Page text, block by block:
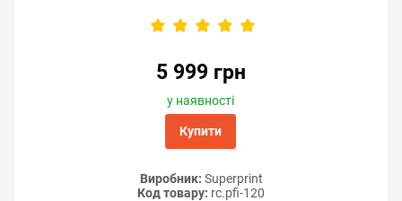
5 999 грн
у наявності
Купити
Виробник: Superprint
Код товару: rc.pfi-120